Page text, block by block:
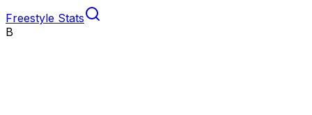
Freestyle Stats
B